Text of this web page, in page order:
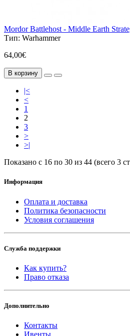
Mordor Battlehost - Middle Earth
Тип: Warhammer
64,00€
В корзину
|<
<
1
2
3
>
>|
Показано с 16 по 30 из 44 (всего 3
Информация
Оплата и доставка
Политика безопасности
Условия соглашения
Служба поддержки
Как купить?
Право отказа
Дополнительно
Контакты